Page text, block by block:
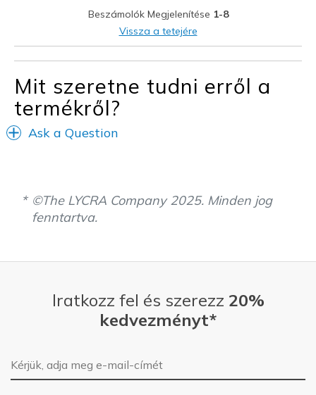
Casual Wear
Going Out
Special Occasions
Travel
View On Shoes
Shoes are for Wearing
Beszámolók Megjelenítése 1-8
Vissza a tetejére
Mit szeretne tudni erről a
termékről?
Ask a Question
©The LYCRA Company 2025. Minden jog
fenntartva.
Iratkozz fel és szerezz 20%
kedvezményt*
E-mail-cím